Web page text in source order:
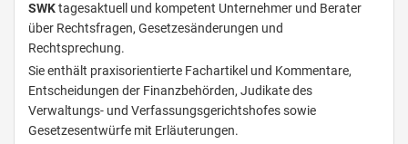
SWKtagesaktuell und kompetent Unternehmer und Berater
über Rechtsfragen, Gesetzesänderungen und
Rechtsprechung.
Sie enthält praxisorientierte Fachartikel und Kommentare,
Entscheidungen der Finanzbehörden, Judikate des
Verwaltungs- und Verfassungsgerichtshofes sowie
Gesetzesentwürfe mit Erläuterungen.